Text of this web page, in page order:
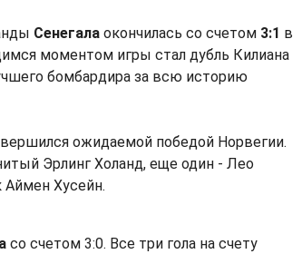
Сенегалаокончилась со счетом 3:1 в
моментом игры стал дубль Килиана
бомбардира за всю историю
ожидаемой победой Норвегии.
Эрлинг Холанд, еще один - Лео
Аймен Хусейн.
со счетом 3:0. Все три гола на счету